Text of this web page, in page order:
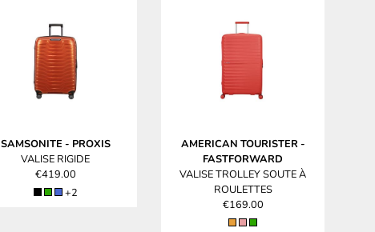
SAMSONITE - PROXIS
VALISE RIGIDE
€419.00
+2
AMERICAN TOURISTER -
FASTFORWARD
VALISE TROLLEY SOUTE À
ROULETTES
€169.00